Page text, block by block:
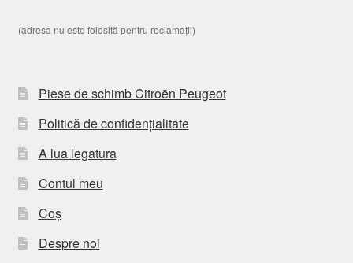
(adresa nu este folosită pentru reclamații)
Piese de schimb Citroën Peugeot
Politică de confidențialitate
A lua legatura
Contul meu
Coș
Despre noi